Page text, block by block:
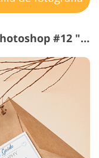
Plantilla de marketing para Photoshop #12 "Newborn Photography"